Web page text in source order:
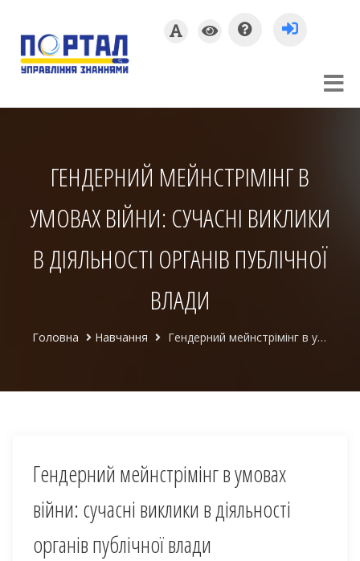
ГЕНДЕРНИЙ МЕЙНСТРІМІНГ В
УМОВАХ ВІЙНИ: СУЧАСНІ ВИКЛИКИ
В ДІЯЛЬНОСТІ ОРГАНІВ ПУБЛІЧНОЇ
ВЛАДИ
Головна Навчання Гендерний мейнстрімінг в умовах війни: сучасні виклики в діяльності органів публічної влади
Гендерний мейнстрімінг в умовах
війни: сучасні виклики в діяльності
органів публічної влади